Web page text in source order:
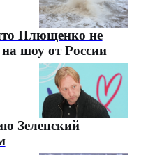
Плющенко не
шоу от России
Зеленский